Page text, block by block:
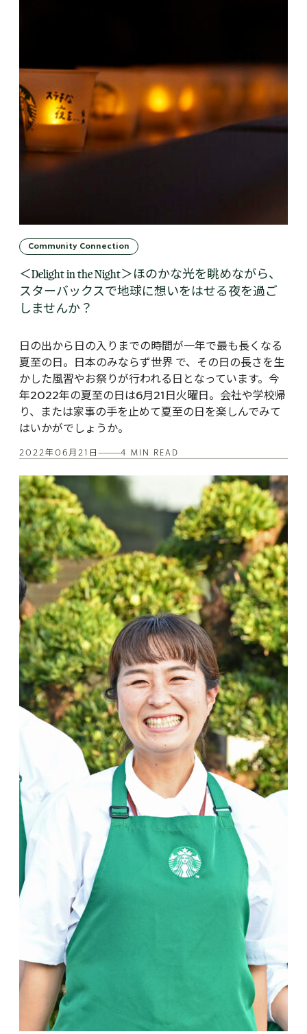
Community Connection
＜Delight in the Night＞ほのかな光を眺めながら、
スターバックスで地球に想いをはせる夜を過ご
しませんか？
日の出から日の入りまでの時間が一年で最も長くなる
夏至の日。日本のみならず世界 で、その日の長さを生
かした風習やお祭りが行われる日となっています。今
年2022年の夏至の日は6月21日火曜日。会社や学校帰
り、または家事の手を止めて夏至の日を楽しんでみて
はいかがでしょうか。
2022年06月21日 4 MIN READ